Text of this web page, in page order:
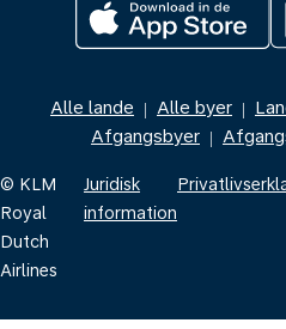
Alle lande | Alle byer |
Afgangsbyer |
© KLM
Royal
Dutch
Airlines
Juridisk
information